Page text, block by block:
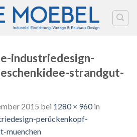
industriedesign-
strandgut-
2015 bei 1280 × 960in
perückenkopf-
muenchen